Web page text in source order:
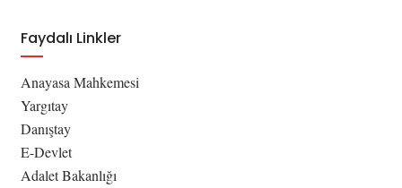
Faydalı Linkler
Anayasa Mahkemesi
Yargıtay
Danıştay
E-Devlet
Adalet Bakanlığı